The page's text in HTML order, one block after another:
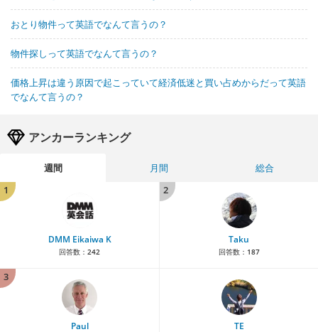
おとり物件って英語でなんて言うの？
物件探しって英語でなんて言うの？
価格上昇は違う原因で起こっていて経済低迷と買い占めからだって英語
でなんて言うの？
アンカーランキング
週間 月間
総合
1
DMM Eikaiwa K
回答数： 242
2
Taku
回答数： 187
3
Paul TE